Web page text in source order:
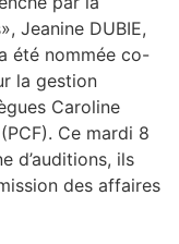
Jeanine DUBIE,
été nommée co-
la gestion
Caroline
Ce mardi 8
d’auditions, ils
des affaires